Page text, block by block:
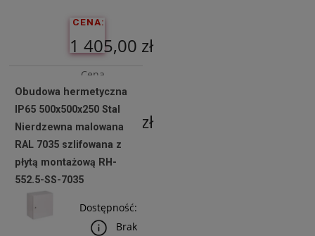
CENA:
1 405,00 zł
Cena
netto:
1 142,28 zł
Obudowa hermetyczna
IP65 500x500x250 Stal
Nierdzewna malowana
RAL 7035 szlifowana z
płytą montażową RH-
552.5-SS-7035
Dostępność:
Brak